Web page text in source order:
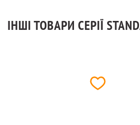
ІНШІ ТОВАРИ СЕРІЇ